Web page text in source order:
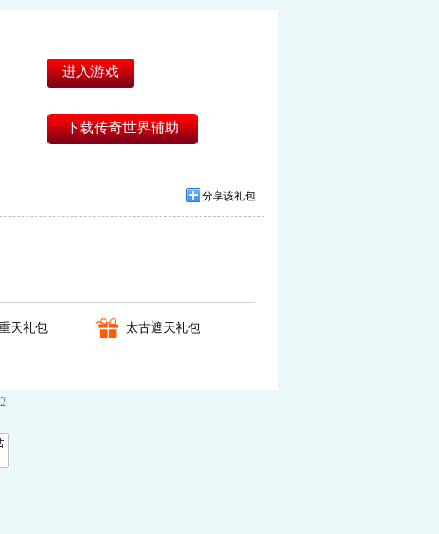
进入游戏
下载传奇世界辅助
分享该礼包
天礼包 太古遮天礼包